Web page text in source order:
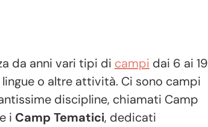
da anni vari tipi di campi dai 6 ai 19
o altre attività. Ci sono campi
discipline, chiamati Camp
i Camp Tematici, dedicati